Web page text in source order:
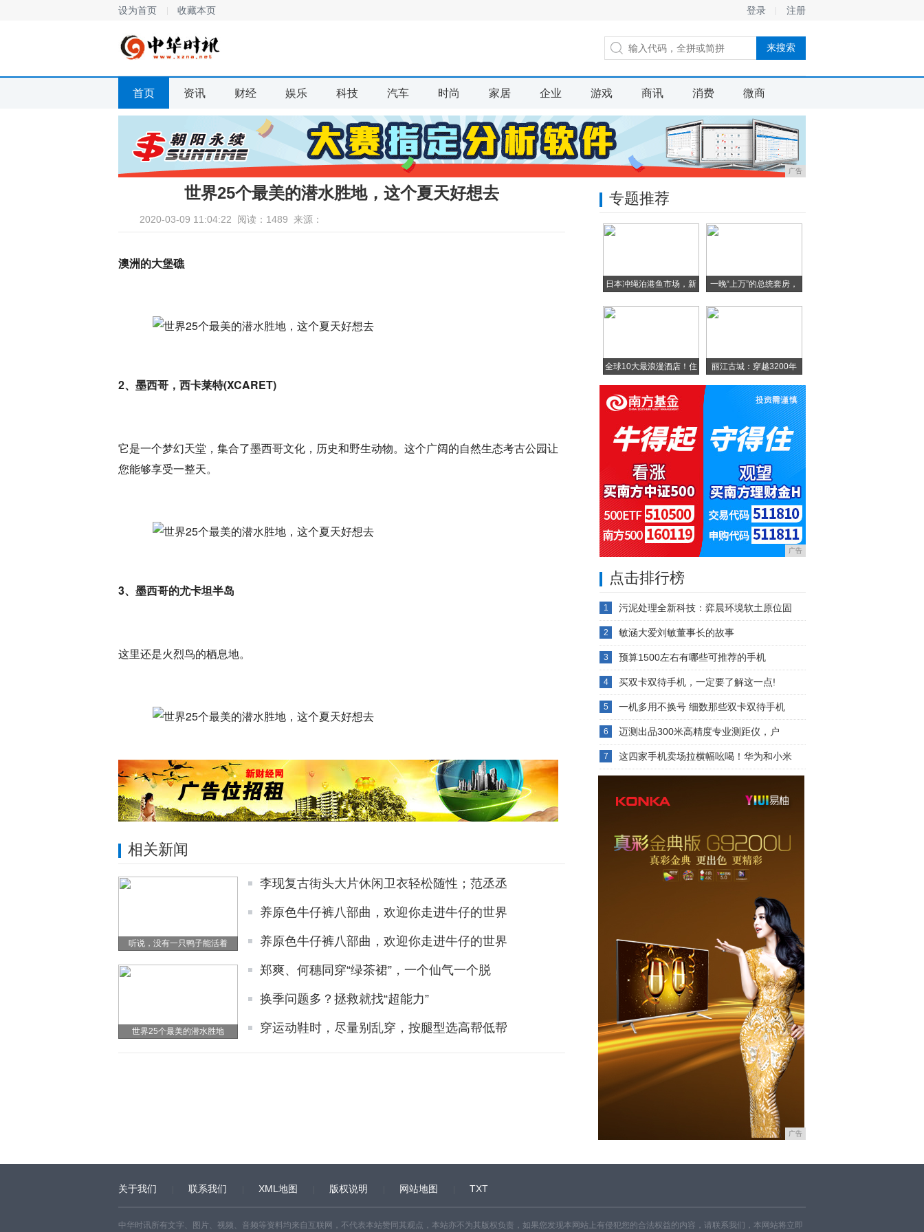
设为首页 收藏本页 登录 注册
首页 资讯 财经 娱乐 科技 汽车 时尚 家居 企业 游戏 商讯 消费 微商
广告
世界25个最美的潜水胜地，这个夏天好想去
2020-03-09 11:04:22 阅读：1489 来源：
澳洲的大堡礁
2、墨西哥，西卡莱特(XCARET)
它是一个梦幻天堂，集合了墨西哥文化，历史和野生动物。这个广阔的自然生态考古公园让
您能够享受一整天。
3、墨西哥的尤卡坦半岛
这里还是火烈鸟的栖息地。
相关新闻
听说，没有一只鸭子能活着
世界25个最美的潜水胜地
李现复古街头大片休闲卫衣轻松随性；范丞丞
养原色牛仔裤八部曲，欢迎你走进牛仔的世界
养原色牛仔裤八部曲，欢迎你走进牛仔的世界
郑爽、何穗同穿“绿茶裙”，一个仙气一个脱
换季问题多？拯救就找“超能力”
穿运动鞋时，尽量别乱穿，按腿型选高帮低帮
专题推荐
日本冲绳泊港鱼市场，新
一晚“上万”的总统套房，
全球10大最浪漫酒店！住 丽江古城：穿越3200年
广告
点击排行榜
1 污泥处理全新科技：弈晨环境软土原位固
2 敏涵大爱刘敏董事长的故事
3 预算1500左右有哪些可推荐的手机
4 买双卡双待手机，一定要了解这一点!
5 一机多用不换号 细数那些双卡双待手机
6 迈测出品300米高精度专业测距仪，户
7 这四家手机卖场拉横幅吆喝！华为和小米
广告
关于我们 联系我们 XML地图 版权说明 网站地图 TXT
中华时讯所有文字、图片、视频、音频等资料均来自互联网，不代表本站赞同其观点，本站亦不为其版权负责，如果您发现本网站上有侵犯您的合法权益的内容，请联系我们，本网站将立即